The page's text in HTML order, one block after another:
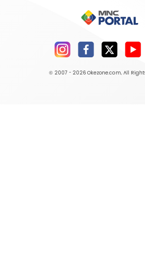
© 2007 - 2026 Okezone.com, All